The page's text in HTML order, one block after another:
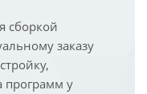
сборкой
заказу
программ у